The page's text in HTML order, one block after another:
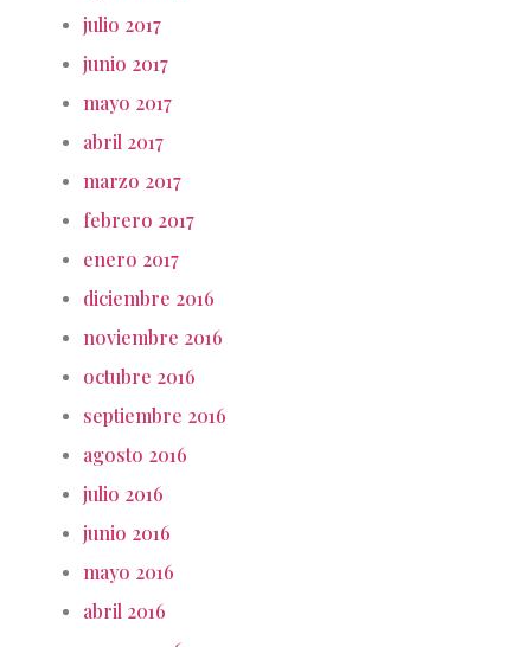
julio 2017
junio 2017
mayo 2017
abril 2017
marzo 2017
febrero 2017
enero 2017
diciembre 2016
noviembre 2016
octubre 2016
septiembre 2016
agosto 2016
julio 2016
junio 2016
mayo 2016
abril 2016